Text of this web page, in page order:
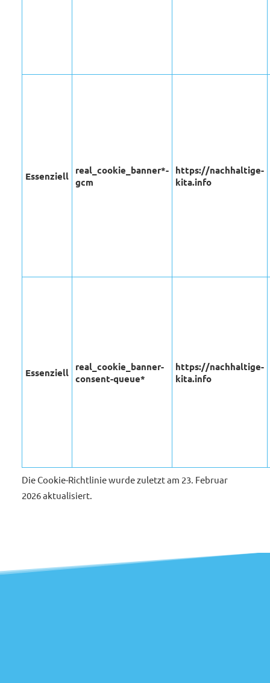
Essenziell real_cookie_banner*-
gcm
https://nachhaltige-
kita.info
Essenziell real_cookie_banner-
consent-queue*
https://nachhaltige-
kita.info
Die Cookie-Richtlinie wurde zuletzt am 23. Februar
2026 aktualisiert.